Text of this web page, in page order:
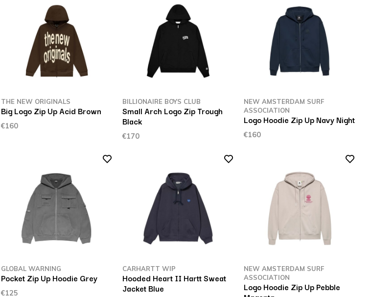
THE NEW ORIGINALS
Big Logo Zip Up Acid Brown
€160
BILLIONAIRE BOYS CLUB
Small Arch Logo Zip Trough
Black
€170
NEW AMSTERDAM SURF
ASSOCIATION
Logo Hoodie Zip Up Navy Night
€160
GLOBAL WARNING
Pocket Zip Up Hoodie Grey
€125
CARHARTT WIP
Hooded Heart II Hartt Sweat
Jacket Blue
NEW AMSTERDAM SURF
ASSOCIATION
Logo Hoodie Zip Up Pebble